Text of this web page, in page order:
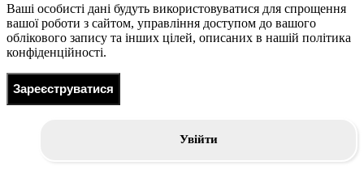
Ваші особисті дані будуть використовуватися для спрощення
вашої роботи з сайтом, управління доступом до вашого
облікового запису та інших цілей, описаних в нашій політика
конфіденційності.
Зареєструватися
Увійти